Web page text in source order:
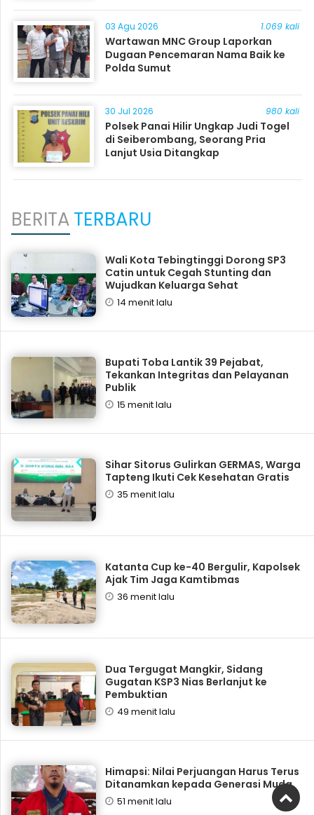
03 Agu 2026 1.069 kali
Wartawan MNC Group Laporkan
Dugaan Pencemaran Nama Baik ke
Polda Sumut
30 Jul 2026 980 kali
Polsek Panai Hilir Ungkap Judi Togel
di Seiberombang, Seorang Pria
Lanjut Usia Ditangkap
BERITATERBARU
Wali Kota Tebingtinggi Dorong SP3
Catin untuk Cegah Stunting dan
Wujudkan Keluarga Sehat
14 menit lalu
Bupati Toba Lantik 39 Pejabat,
Tekankan Integritas dan Pelayanan
Publik
15 menit lalu
Sihar Sitorus Gulirkan GERMAS, Warga
Tapteng Ikuti Cek Kesehatan Gratis
35 menit lalu
Katanta Cup ke-40 Bergulir, Kapolsek
Ajak Tim Jaga Kamtibmas
36 menit lalu
Dua Tergugat Mangkir, Sidang
Gugatan KSP3 Nias Berlanjut ke
Pembuktian
49 menit lalu
Himapsi: Nilai Perjuangan Harus Terus
Ditanamkan kepada Generasi Muda
51 menit lalu